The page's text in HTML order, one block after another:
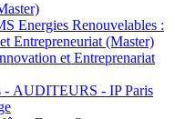
Energies Renouvelables :
Entrepreneuriat (Master)
et Entreprenariat
- AUDITEURS - IP Paris